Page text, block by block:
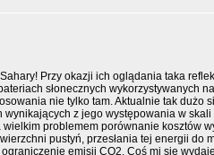
Przy okazji ich oglądania taka
słonecznych wykorzystywanych
nie tylko tam. Aktualnie tak dużo
wynikających z jego występowania w skali
wielkim problemem porównanie kosztów
pustyń, przesłania tej energii do
emisji CO2. Coś mi się